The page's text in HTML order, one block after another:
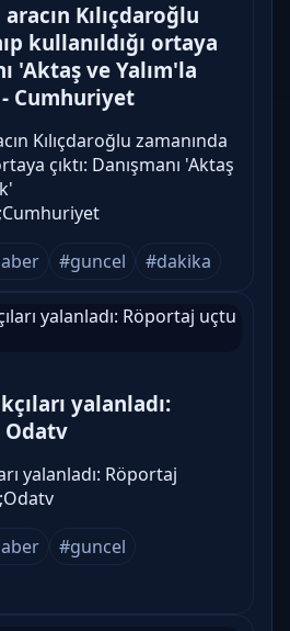
Kılıçdaroğlu
kullanıldığı ortaya
'Aktaş ve Yalım'la
Cumhuriyet
Kılıçdaroğlu zamanında
çıktı: Danışmanı 'Aktaş
#guncel #dakika
yalanladı:
Odatv
yalanladı: Röportaj
#guncel